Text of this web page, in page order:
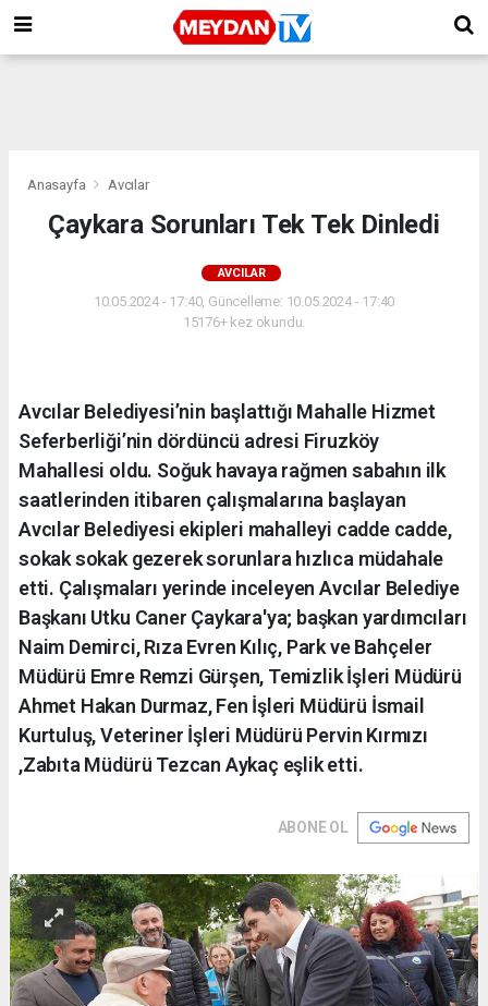
Anasayfa Avcılar
Çaykara Sorunları Tek Tek Dinledi
AVCILAR
10.05.2024 - 17:40, Güncelleme: 10.05.2024 - 17:40
15176+ kez okundu.
Avcılar Belediyesi’nin başlattığı Mahalle Hizmet
Seferberliği’nin dördüncü adresi Firuzköy
Mahallesi oldu. Soğuk havaya rağmen sabahın ilk
saatlerinden itibaren çalışmalarına başlayan
Avcılar Belediyesi ekipleri mahalleyi cadde cadde,
sokak sokak gezerek sorunlara hızlıca müdahale
etti. Çalışmaları yerinde inceleyen Avcılar Belediye
Başkanı Utku Caner Çaykara'ya; başkan yardımcıları
Naim Demirci, Rıza Evren Kılıç, Park ve Bahçeler
Müdürü Emre Remzi Gürşen, Temizlik İşleri Müdürü
Ahmet Hakan Durmaz, Fen İşleri Müdürü İsmail
Kurtuluş, Veteriner İşleri Müdürü Pervin Kırmızı
,Zabıta Müdürü Tezcan Aykaç eşlik etti.
ABONE OL